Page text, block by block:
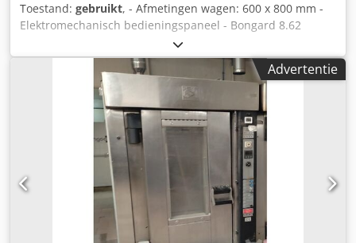
Toestand: gebruikt, - Afmetingen wagen: 600 x 800 mm -
Elektromechanisch bedieningspaneel - Bongard 8.62
gasoven - Capaciteit: 144 tot 180 baguettes - Geleverd met
gasbrander Optimaliseer uw productie met een
professioneel gereviseerde oven, direct klaar voor gebruik!
- Afmetingen wagen: 600 x 800 mm – Geschikt voor
standaard bakkerswagens en eenvoudig te hanteren.
Chsdpfxoyhqd Ij Aarja - Elektromechanisch
bedieningspaneel: Eenvoudig en intuïtief voor
nauwkeurige bakprocessen. Productiecapaciteit: - 180
baguettes van 250g op 19 bakniveaus – Maximaliseer uw
broodproductie met een capaciteit die ideaal is voor
grootbakkerijen. - Geleverd met gasbrander: Veelzijdige
gasgestookte oven voor gelijkmatig en efficiënt bakken.
Advertentie